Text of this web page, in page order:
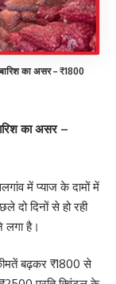
का असर – ₹1800
का असर –
में प्याज के दामों में
दो दिनों से हो रही
लगा है।
बढ़कर ₹1800 से